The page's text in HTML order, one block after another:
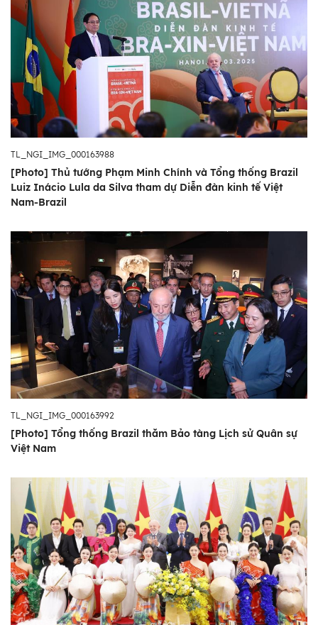
TL_NGI_IMG_000163988
[Photo] Thủ tướng Phạm Minh Chính và Tổng thống Brazil
Luiz Inácio Lula da Silva tham dự Diễn đàn kinh tế Việt
Nam-Brazil
TL_NGI_IMG_000163992
[Photo] Tổng thống Brazil thăm Bảo tàng Lịch sử Quân sự
Việt Nam